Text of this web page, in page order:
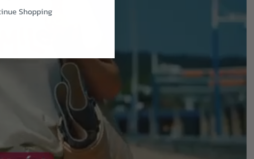
Shopping